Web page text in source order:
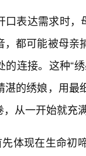
口表达需求时，
，都可能被母
连接。这种“
湛的绣娘，用
从一开始就充
先体现在生命